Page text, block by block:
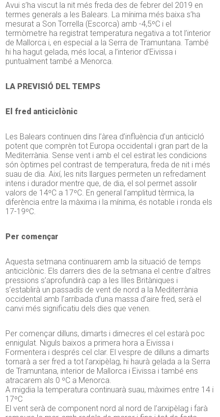
Avui s’ha viscut la nit més freda des de febrer del 2019 en
termes generals a les Balears. La mínima més baixa s’ha
mesurat a Son Torrella (Escorca) amb -4,5ºC i el
termòmetre ha registrat temperatura negativa a tot l’interior
de Mallorca i, en especial a la Serra de Tramuntana. També
hi ha hagut gelada, més local, a l’interior d’Eivissa i
puntualment també a Menorca.
LA PREVISIÓ DEL TEMPS
El fred anticiclònic
Les Balears continuen dins l’àrea d’influència d’un anticicló
potent que comprèn tot Europa occidental i gran part de la
Mediterrània. Sense vent i amb el cel estirat les condicions
són òptimes pel contrast de temperatura, freda de nit i més
suau de dia. Així, les nits llargues permeten un refredament
intens i durador mentre que, de dia, el sol permet assolir
valors de 14ºC a 17ºC. En general l’amplitud tèrmica, la
diferència entre la màxima i la mínima, és notable i ronda els
17-19ºC.
Per començar
Aquesta setmana continuarem amb la situació de temps
anticiclònic. Els darrers dies de la setmana el centre d’altres
pressions s’aprofundirà cap a les Illes Britàniques i
s’establirà un passadís de vent de nord a la Mediterrània
occidental amb l’arribada d’una massa d’aire fred, serà el
canvi més significatiu dels dies que venen.
Per començar dilluns, dimarts i dimecres el cel estarà poc
ennigulat. Niguls baixos a primera hora a Eivissa i
Formentera i després cel clar. El vespre de dilluns a dimarts
tornarà a ser fred a tot l’arxipèlag, hi haurà gelada a la Serra
de Tramuntana, interior de Mallorca i Eivissa i també ens
atracarem als 0 ºC a Menorca.
A migdia la temperatura continuarà suau, màximes entre 14 i
17ºC
El vent serà de component nord al nord de l’arxipèlag i farà